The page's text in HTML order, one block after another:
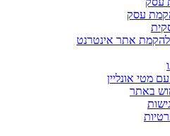
עסק
להקמת אתר אינטרנט
מטי אונליין
באתר